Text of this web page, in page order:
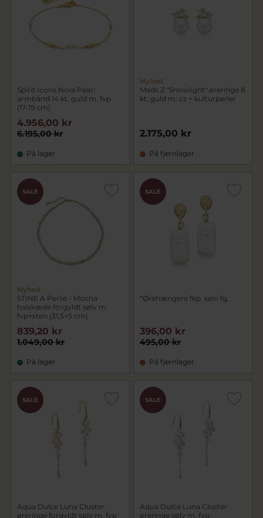
Spirit Icons Nora Pearl
armbånd 14 kt. guld m. fvp
(17-19 cm)
6.195,00 kr
4.956,00 kr
På lager
Nyhed
Mads Z "Snowlight" øreringe 8
kt. guld m. cz + kulturperler
2.175,00 kr
På fjernlager
SALE
Nyhed
STINE A Perlie - Mocha
halskæde forgyldt sølv m.
fvp+sten (31,5+5 cm)
1.049,00 kr
839,20 kr
På lager
SALE
*Ørehængere fkp. sølv fg.
495,00 kr
396,00 kr
På fjernlager
SALE
Aqua Dulce Luna Cluster
øreringe forgyldt sølv m. fvp
SALE
Aqua Dulce Luna Cluster
øreringe sølv m. fvp